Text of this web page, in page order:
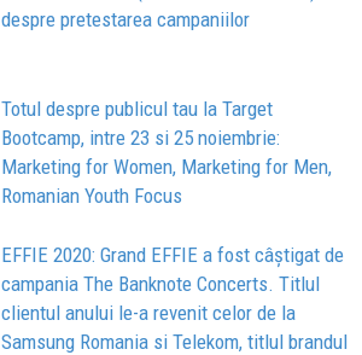
despre pretestarea campaniilor
Totul despre publicul tau la Target
Bootcamp, intre 23 si 25 noiembrie:
Marketing for Women, Marketing for Men,
Romanian Youth Focus
EFFIE 2020: Grand EFFIE a fost câştigat de
campania The Banknote Concerts. Titlul
clientul anului le-a revenit celor de la
Samsung Romania si Telekom, titlul brandul